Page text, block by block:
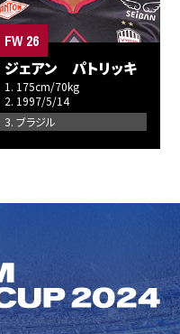
FW 26
ジェアン パトリッキ
1. 175cm/70kg
2. 1997/5/14
3. ブラジル